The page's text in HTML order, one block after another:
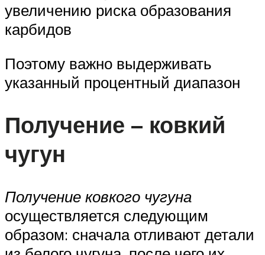
увеличению риска образования
карбидов
Поэтому важно выдерживать
указанный процентный диапазон
Получение – ковкий
чугун
Получение ковкого чугуна
осуществляется следующим
образом: сначала отливают детали